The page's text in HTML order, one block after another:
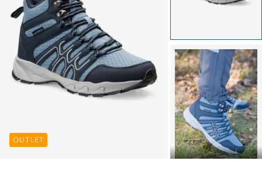
OUTLET OUTLET
OUTLET